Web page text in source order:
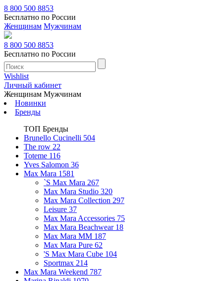
8 800 500 8853
Бесплатно по России
Женщинам Мужчинам
8 800 500 8853
Бесплатно по России
Wishlist
Личный кабинет
Женщинам Мужчинам
Новинки
Бренды
ТОП Бренды
Brunello Cucinelli 504
The row 22
Toteme 116
Yves Salomon 36
Max Mara 1581
`S Max Mara 267
Max Mara Studio 320
Max Mara Collection 297
Leisure 37
Max Mara Accessories 75
Max Mara Beachwear 18
Max Mara MM 187
Max Mara Pure 62
'S Max Mara Cube 104
Sportmax 214
Max Mara Weekend 787